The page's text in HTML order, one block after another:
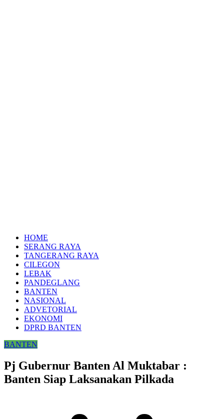
HOME
SERANG RAYA
TANGERANG RAYA
CILEGON
LEBAK
PANDEGLANG
BANTEN
NASIONAL
ADVETORIAL
EKONOMI
DPRD BANTEN
BANTEN
Pj Gubernur Banten Al Muktabar :
Banten Siap Laksanakan Pilkada